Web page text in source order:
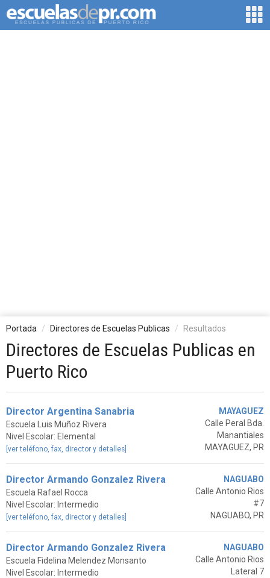
Portada Directores de Escuelas Publicas Resultados
Directores de Escuelas Publicas en
Puerto Rico
Director Argentina Sanabria
Escuela Luis Muñoz Rivera
Nivel Escolar: Elemental
[ver teléfono, fax, director y detalles]
MAYAGUEZ
Calle Peral Bda.
Manantiales
MAYAGUEZ, PR
Director Armando Gonzalez Rivera
Escuela Rafael Rocca
Nivel Escolar: Intermedio
[ver teléfono, fax, director y detalles]
NAGUABO
Calle Antonio Rios
#7
NAGUABO, PR
Director Armando Gonzalez Rivera
Escuela Fidelina Melendez Monsanto
Nivel Escolar: Intermedio
NAGUABO
Calle Antonio Rios
Lateral 7